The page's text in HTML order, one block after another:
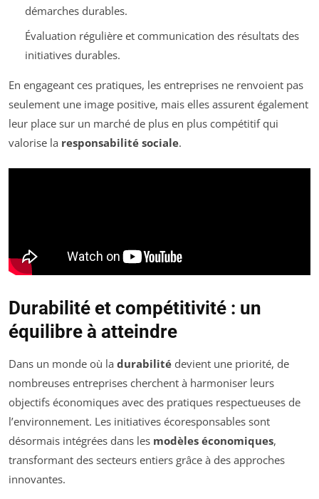
démarches durables.
Évaluation régulière et communication des résultats des
initiatives durables.
En engageant ces pratiques, les entreprises ne renvoient pas
seulement une image positive, mais elles assurent également
leur place sur un marché de plus en plus compétitif qui
valorise la responsabilité sociale.
Durabilité et compétitivité : un
équilibre à atteindre
Dans un monde où la durabilité devient une priorité, de
nombreuses entreprises cherchent à harmoniser leurs
objectifs économiques avec des pratiques respectueuses de
l’environnement. Les initiatives écoresponsables sont
désormais intégrées dans les modèles économiques,
transformant des secteurs entiers grâce à des approches
innovantes.